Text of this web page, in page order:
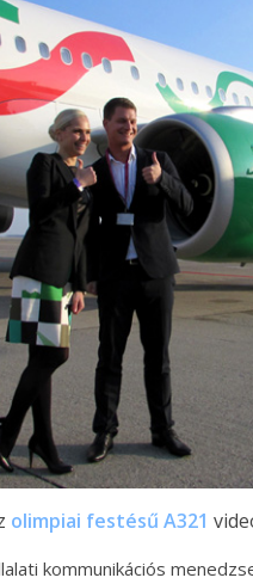
olimpiai festésű A321
kommunikációs